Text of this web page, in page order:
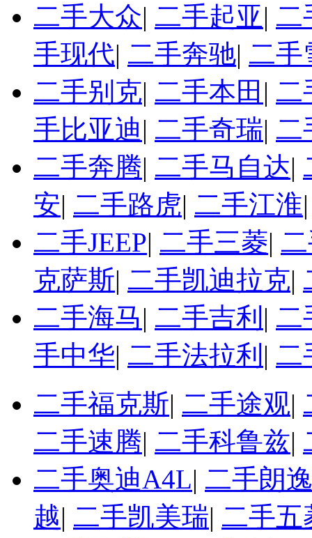
二手大众| 二手起亚| 二
手现代| 二手奔驰| 二手
二手别克| 二手本田 | 二
手比亚迪| 二手奇瑞| 二
二手奔腾| 二手马自达|
安| 二手路虎| 二手江淮
二手JEEP| 二手三菱|
克萨斯| 二手凯迪拉克|
二手海马| 二手吉利 | 二
手中华| 二手法拉利 | 二
二手福克斯| 二手途观|
二手速腾| 二手科鲁兹|
二手奥迪A4L| 二手朗
越| 二手凯美瑞| 二手五